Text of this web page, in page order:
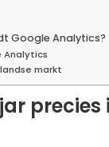
Google Analytics?
Analytics
markt
precies